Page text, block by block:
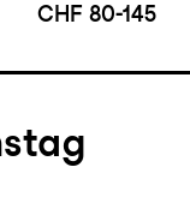
CHF 80-145